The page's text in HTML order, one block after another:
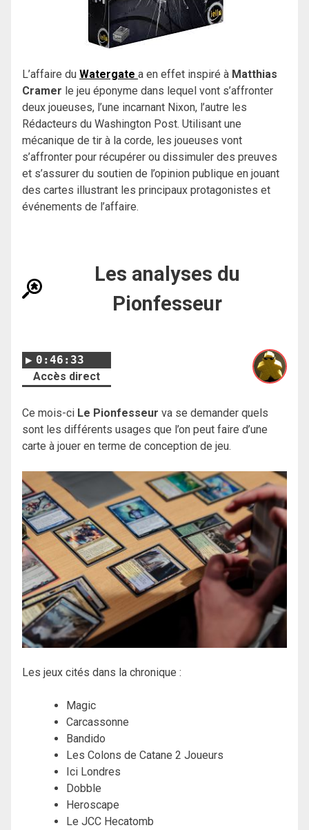
L’affaire du Watergate a en effet inspiré à Matthias
Cramer le jeu éponyme dans lequel vont s’affronter
deux joueuses, l’une incarnant Nixon, l’autre les
Rédacteurs du Washington Post. Utilisant une
mécanique de tir à la corde, les joueuses vont
s’affronter pour récupérer ou dissimuler des preuves
et s’assurer du soutien de l’opinion publique en jouant
des cartes illustrant les principaux protagonistes et
événements de l’affaire.
Les analyses du
Pionfesseur
0:46:33
Accès direct
Ce mois-ci Le Pionfesseur va se demander quels
sont les différents usages que l’on peut faire d’une
carte à jouer en terme de conception de jeu.
Les jeux cités dans la chronique :
Magic
Carcassonne
Bandido
Les Colons de Catane 2 Joueurs
Ici Londres
Dobble
Heroscape
Le JCC Hecatomb